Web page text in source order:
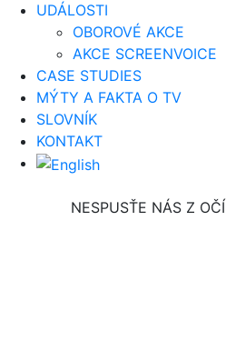
UDÁLOSTI
OBOROVÉ AKCE
AKCE SCREENVOICE
CASE STUDIES
MÝTY A FAKTA O TV
SLOVNÍK
KONTAKT
NESPUSŤE NÁS Z OČÍ